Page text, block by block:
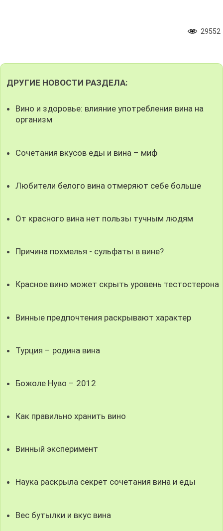
29552
ДРУГИЕ НОВОСТИ РАЗДЕЛА:
Вино и здоровье: влияние употребления вина на
организм
Сочетания вкусов еды и вина – миф
Любители белого вина отмеряют себе больше
От красного вина нет пользы тучным людям
Причина похмелья - сульфаты в вине?
Красное вино может скрыть уровень тестостерона
Винные предпочтения раскрывают характер
Турция – родина вина
Божоле Нуво – 2012
Как правильно хранить вино
Винный эксперимент
Наука раскрыла секрет сочетания вина и еды
Вес бутылки и вкус вина